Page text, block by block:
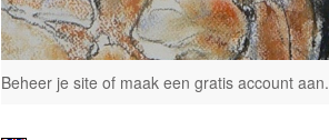
Beheer je site of maak een gratis account aan.